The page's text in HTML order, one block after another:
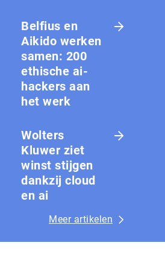
Belfius en
Aikido werken
samen: 200
ethische ai-
hackers aan
het werk
Wolters
Kluwer ziet
winst stijgen
dankzij cloud
en ai
Meer artikelen